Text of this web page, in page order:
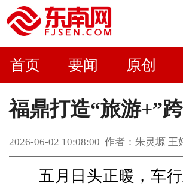
首页 要闻 原创
福鼎打造“旅游+”
2026-06-02 10:08:00 作者：朱灵塬
五月日头正暖，车